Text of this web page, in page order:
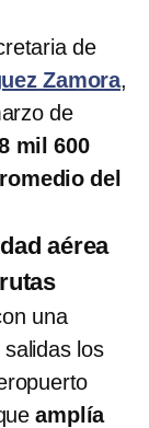
de
Zamora,
de
mil 600
del
aérea
una
los
amplía